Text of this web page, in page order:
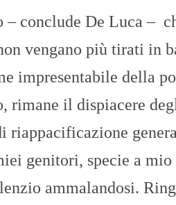
– conclude De Luca –
vengano più tirati in
impresentabile della
rimane il dispiacere
riappacificazione
genitori, specie a
ammalandosi.